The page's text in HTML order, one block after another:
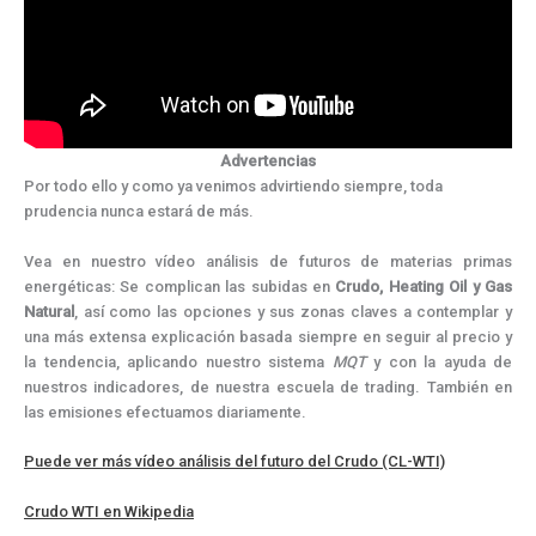
Advertencias
Por todo ello y como ya venimos advirtiendo siempre, toda
prudencia nunca estará de más.
Vea en nuestro vídeo análisis de futuros de materias primas
energéticas: Se complican las subidas en Crudo, Heating Oil y Gas
Natural , así como las opciones y sus zonas claves a contemplar y
una más extensa explicación basada siempre en seguir al precio y
la tendencia, aplicando nuestro sistema MQTy con la ayuda de
nuestros indicadores, de nuestra escuela de trading. También en
las emisiones efectuamos diariamente.
Puede ver más vídeo análisis del futuro del Crudo (CL-WTI)
Crudo WTI en Wikipedia